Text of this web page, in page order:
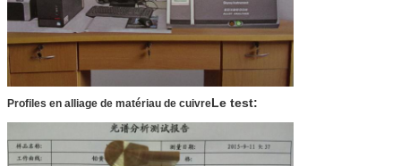
Profiles en alliage de matériau de cuivreLe test: